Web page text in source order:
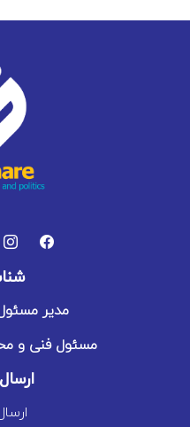
مدیر
مسئول فنی و